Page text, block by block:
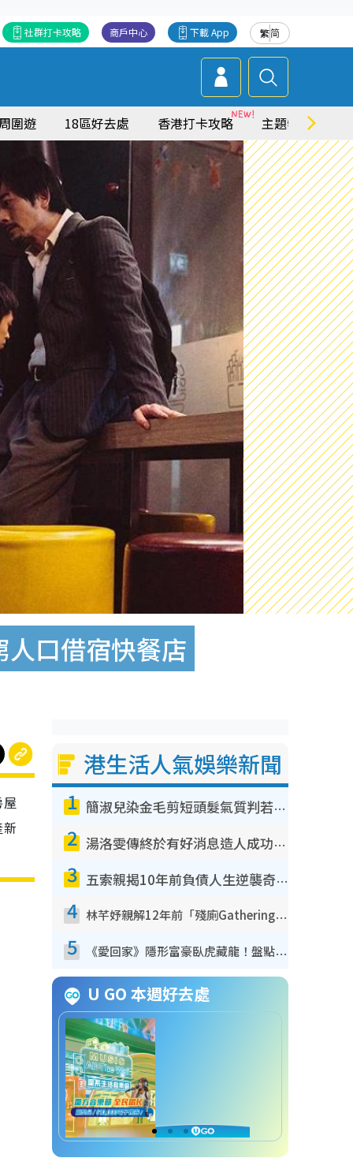
繁简
下載 App
商戶中心
社群打卡攻略
圍遊 18區好去處 香港打卡攻略 主題特集
口借宿快餐店
港生活人氣娛樂新聞
1 簡淑兒染金毛剪短頭髮氣質判若兩人！嚇壞老公麥大力都認唔出：「你做咩事？」
2 湯洛雯傳終於有好消息造人成功！兩大細節曝孕味極濃惹猜測：大肚婆先會咁！
3 五索親揭10年前負債人生逆襲奇蹟！全靠去一地方轉運後即遇上馬先生
4 林芊妤親解12年前「殘廁Gathering」真相！高層解約一句話重創尊嚴至今拒返TVB
5 《愛回家》隱形富豪臥虎藏龍！盤點12位財氣逼人的有錢藝人：呢位靚女3億身家唔憂做
U GO 本週好去處